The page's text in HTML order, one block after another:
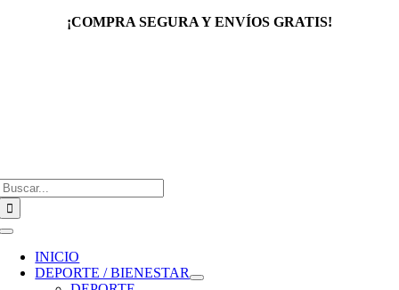
¡COMPRA SEGURA Y ENVÍOS GRATIS!
Toggle
Navigation
INICIO
DEPORTE / BIENESTAR